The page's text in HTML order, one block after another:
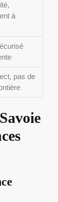
à
pas de